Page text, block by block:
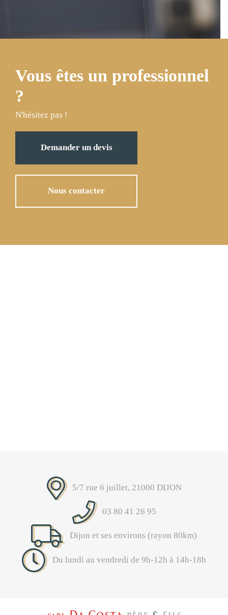
Vous êtes un professionnel
?
N'hésitez pas !
Demander un devis
Nous contacter
5/7 rue 6 juillet, 21000 DIJON
03 80 41 26 95
Dijon et ses environs (rayon 80km)
Du lundi au vendredi de 9h-12h à 14h-18h